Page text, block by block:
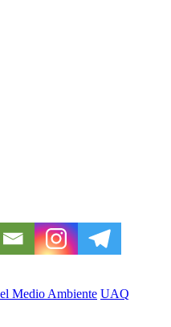
Medio Ambiente UAQ